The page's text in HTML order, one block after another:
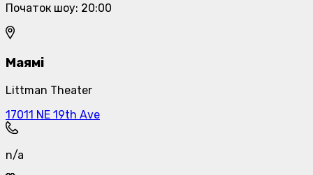
Початок шоу: 20:00
Маямі
Littman Theater
17011 NE 19th Ave
n/a